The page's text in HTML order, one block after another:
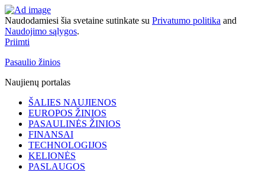
Naudodamiesi šia svetaine sutinkate su Privatumo politika and
Naudojimo sąlygos.
Priimti
Pasaulio žinios
Naujienų portalas
ŠALIES NAUJIENOS
EUROPOS ŽINIOS
PASAULINĖS ŽINIOS
FINANSAI
TECHNOLOGIJOS
KELIONĖS
PASLAUGOS